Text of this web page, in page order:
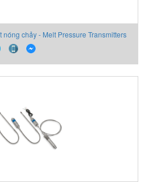
chảy - Melt Pressure Transmitters
Dynisco